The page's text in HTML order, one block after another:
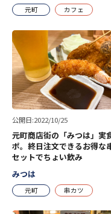
元町 カフェ
公開日:2022/10/25
元町商店街の「みつは」実
ポ。終日注文できるお得な
セットでちょい飲み
みつは
元町 串カツ